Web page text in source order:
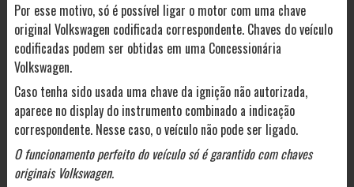
Por esse motivo, só é possível ligar o motor com uma chave
original Volkswagen codificada correspondente. Chaves do veículo
codificadas podem ser obtidas em uma Concessionária
Volkswagen.
Caso tenha sido usada uma chave da ignição não autorizada,
aparece no display do instrumento combinado a indicação
correspondente. Nesse caso, o veículo não pode ser ligado.
O funcionamento perfeito do veículo só é garantido com chaves
originais Volkswagen.